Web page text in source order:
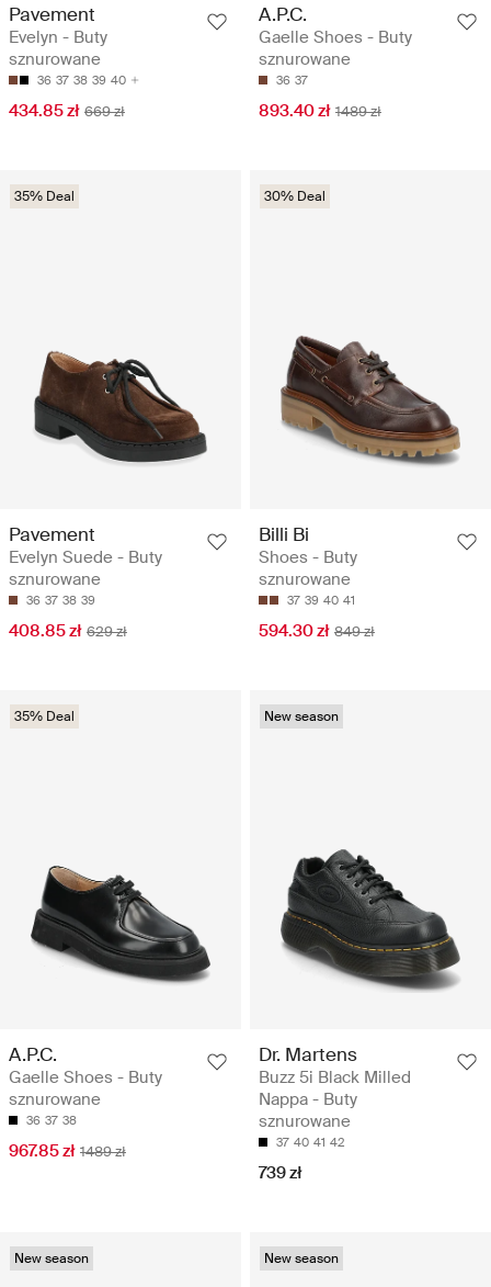
Pavement
Evelyn - Buty
sznurowane
36 37 38 39 40
434.85 zł 669 zł
A.P.C.
Gaelle Shoes - Buty
sznurowane
36 37
893.40 zł 1489 zł
35% Deal
Pavement
Evelyn Suede - Buty
sznurowane
36 37 38 39
408.85 zł 629 zł
30% Deal
Billi Bi
Shoes - Buty
sznurowane
37 39 40 41
594.30 zł 849 zł
35% Deal
A.P.C.
Gaelle Shoes - Buty
sznurowane
36 37 38
967.85 zł 1489 zł
New season
Dr. Martens
Buzz 5i Black Milled
Nappa - Buty
sznurowane
37 40 41 42
739 zł
New season New season